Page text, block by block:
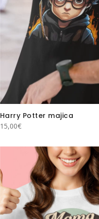
Harry Potter majica
15,00€